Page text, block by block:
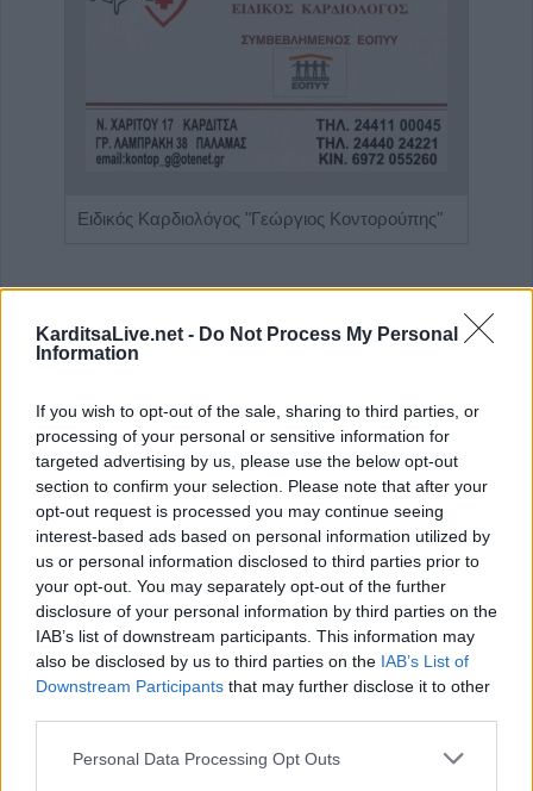
KarditsaLive.net - Do Not Process My Personal
Information
If you wish to opt-out of the sale, sharing to third parties, or
processing of your personal or sensitive information for
targeted advertising by us, please use the below opt-out
section to confirm your selection. Please note that after your
opt-out request is processed you may continue seeing
interest-based ads based on personal information utilized by
us or personal information disclosed to third parties prior to
your opt-out. You may separately opt-out of the further
disclosure of your personal information by third parties on the
IAB’s list of downstream participants. This information may
also be disclosed by us to third parties on the IAB’s List of
Downstream Participants that may further disclose it to other
Personal Data Processing Opt Outs
Ειδικός Καρδιολόγος "Γεώργιος Κοντορούπης"
Η Αποκατάσταση Α.Ε. αναζητά για εργασία Νοσηλευτές και Βοηθούς Νοσηλευτές